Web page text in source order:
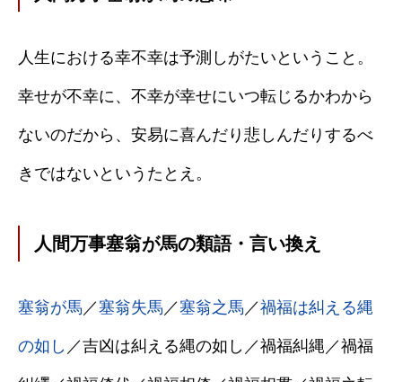
人生における幸不幸は予測しがたいということ。
幸せが不幸に、不幸が幸せにいつ転じるかわから
ないのだから、安易に喜んだり悲しんだりするべ
きではないというたとえ。
人間万事塞翁が馬の類語・言い換え
塞翁が馬 ／塞翁失馬 ／塞翁之馬 ／禍福は糾える縄
の如し ／吉凶は糾える縄の如し／禍福糾縄／禍福